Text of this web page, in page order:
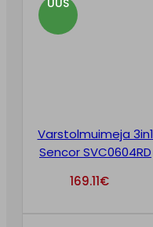
UUS
Varstolmuimeja 3in1
Sencor SVC0604RD
169.11€